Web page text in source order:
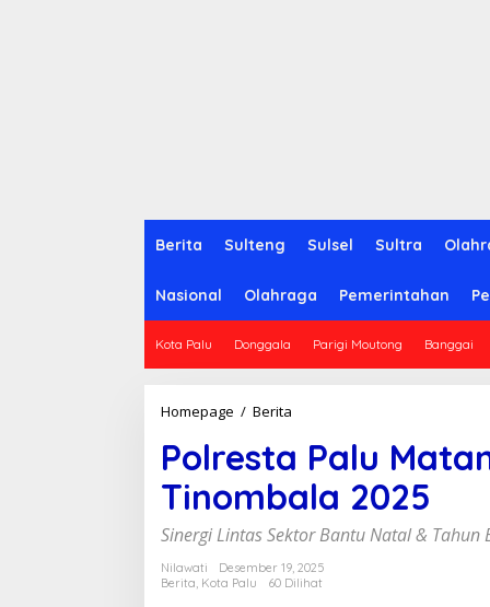
Berita Sulteng Sulsel Sultra
Nasional Olahraga Pemerintahan
Kota Palu Donggala Parigi Moutong Banggai
Homepage / Berita
l
r
e
s
t
P
a
Polresta Palu
Tinombala 2025
Sinergi Lintas Sektor Bantu Natal & Tahun
Nilawati
Desember 19, 2025
Berita, Kota Palu 60 Dilihat